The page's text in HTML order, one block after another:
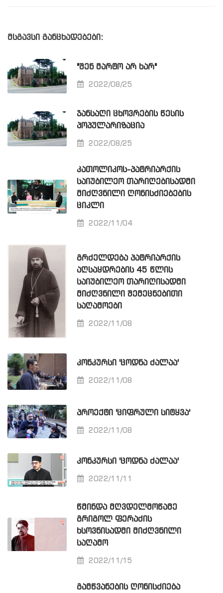
მსგავსი განცხადებები:
"ᲨᲔᲜ ᲛᲐᲠᲢᲝ ᲐᲠ ᲮᲐᲠ"
2022/08/25
ᲯᲐᲜᲡᲐᲦᲘ ᲪᲮᲝᲕᲠᲔᲑᲘᲡ ᲬᲔᲡᲘᲡ
ᲞᲝᲞᲣᲚᲐᲠᲘᲖᲐᲪᲘᲐ
2022/08/25
ᲙᲐᲗᲝᲚᲘᲙᲝᲡ-ᲞᲐᲢᲠᲘᲐᲠᲥᲘᲡ
ᲡᲐᲘᲣᲑᲘᲚᲔᲝ ᲗᲐᲠᲘᲦᲔᲑᲘᲡᲐᲓᲛᲘ
ᲛᲘᲫᲦᲕᲜᲘᲚᲘ ᲦᲝᲜᲘᲡᲫᲘᲔᲑᲔᲑᲘᲡ
ᲪᲘᲙᲚᲘ
2022/11/04
ᲒᲠᲫᲔᲚᲓᲔᲑᲐ ᲞᲐᲢᲠᲘᲐᲠᲥᲘᲡ
ᲐᲦᲡᲐᲧᲓᲠᲔᲑᲘᲡ 45 ᲬᲚᲘᲡ
ᲡᲐᲘᲣᲑᲘᲚᲔᲝ ᲗᲐᲠᲘᲦᲘᲡᲐᲓᲛᲘ
ᲛᲘᲫᲦᲕᲜᲘᲚᲘ ᲨᲔᲛᲔᲪᲜᲔᲑᲘᲗᲘ
ᲡᲐᲦᲐᲛᲝᲔᲑᲘ
2022/11/08
ᲙᲝᲜᲙᲣᲠᲡᲘ 'ᲪᲝᲓᲜᲐ ᲫᲐᲚᲐᲐ'
2022/11/08
ᲞᲠᲝᲔᲥᲢᲘ 'ᲪᲘᲤᲠᲣᲚᲘ ᲡᲘᲢᲧᲕᲐ'
2022/11/08
ᲙᲝᲜᲙᲣᲠᲡᲘ 'ᲪᲝᲓᲜᲐ ᲫᲐᲚᲐᲐ'
2022/11/11
ᲬᲛᲘᲜᲓᲐ ᲛᲦᲕᲓᲔᲚᲛᲝᲬᲐᲛᲔ
ᲒᲠᲘᲒᲝᲚ ᲤᲔᲠᲐᲫᲘᲡ
ᲮᲡᲝᲕᲜᲘᲡᲐᲓᲛᲘ ᲛᲘᲫᲦᲕᲜᲘᲚᲘ
ᲡᲐᲦᲐᲛᲝ
2022/11/15
ᲒᲐᲛᲬᲕᲐᲜᲔᲑᲘᲡ ᲦᲝᲜᲘᲡᲫᲘᲔᲑᲐ